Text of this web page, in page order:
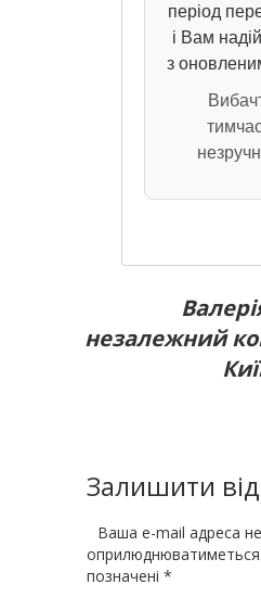
період
і Вам
з
незалежний
Залишити
Ваша e-mail адреса не
оприлюднюватиметься.
позначені *